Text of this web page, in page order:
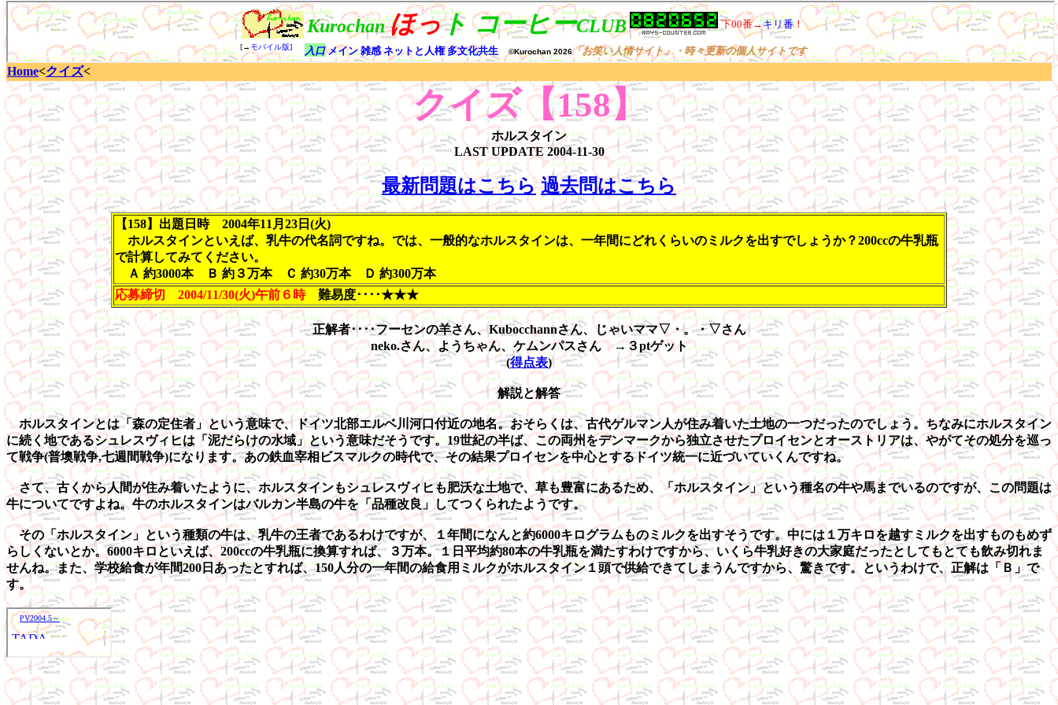
Home<クイズ<
クイズ【158】
ホルスタイン
LAST UPDATE2004-11-30
最新問題はこちら 過去問はこちら
【158】出題日時 2004年11月23日(火)
ホルスタインといえば、乳牛の代名詞ですね。では、一般的なホルスタインは、一年間にどれくらいのミルクを出すでしょうか？200ccの牛乳瓶
で計算してみてください。
Ａ 約3000本 Ｂ 約３万本 Ｃ 約30万本 Ｄ 約300万本
応募締切 2004/11/30(火)午前６時 難易度････★★★
正解者････フーセンの羊さん、Kubocchannさん、じゃいママ▽・。・▽さん
neko.さん、ようちゃん、ケムンパスさん →３ptゲット
(得点表)
解説と解答
ホルスタインとは「森の定住者」という意味で、ドイツ北部エルベ川河口付近の地名。おそらくは、古代ゲルマン人が住み着いた土地の一つだったのでしょう。ちなみにホルスタイン
に続く地であるシュレスヴィヒは「泥だらけの水域」という意味だそうです。19世紀の半ば、この両州をデンマークから独立させたプロイセンとオーストリアは、やがてその処分を巡っ
て戦争(普墺戦争,七週間戦争)になります。あの鉄血宰相ビスマルクの時代で、その結果プロイセンを中心とするドイツ統一に近づいていくんですね。
さて、古くから人間が住み着いたように、ホルスタインもシュレスヴィヒも肥沃な土地で、草も豊富にあるため、「ホルスタイン」という種名の牛や馬までいるのですが、この問題は
牛についてですよね。牛のホルスタインはバルカン半島の牛を「品種改良」してつくられたようです。
その「ホルスタイン」という種類の牛は、乳牛の王者であるわけですが、１年間になんと約6000キログラムものミルクを出すそうです。中には１万キロを越すミルクを出すものもめず
らしくないとか。6000キロといえば、200ccの牛乳瓶に換算すれば、３万本。１日平均約80本の牛乳瓶を満たすわけですから、いくら牛乳好きの大家庭だったとしてもとても飲み切れま
せんね。また、学校給食が年間200日あったとすれば、150人分の一年間の給食用ミルクがホルスタイン１頭で供給できてしまうんですから、驚きです。というわけで、正解は「Ｂ」で
す。